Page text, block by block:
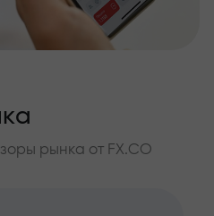
рынка от FX.CO